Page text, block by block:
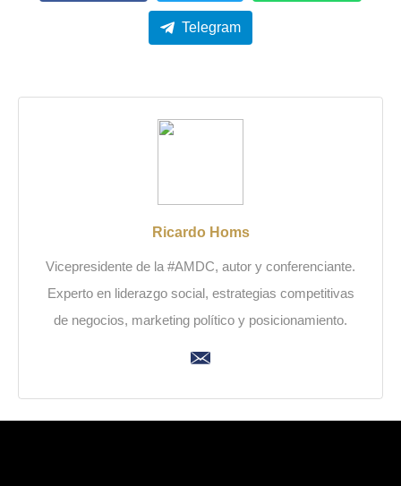
Telegram
Ricardo Homs
Vicepresidente de la #AMDC, autor y conferenciante.
Experto en liderazgo social, estrategias competitivas
de negocios, marketing político y posicionamiento.